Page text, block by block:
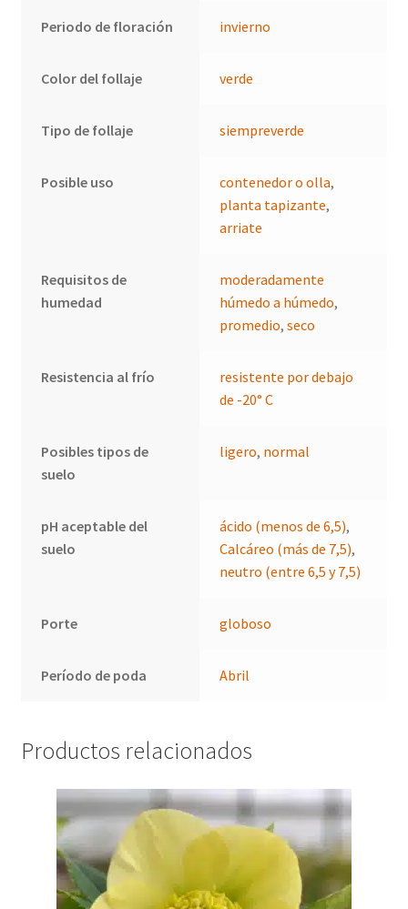
Periodo de floración invierno
Color del follaje verde
Tipo de follaje siempreverde
Posible uso contenedor o olla,
planta tapizante,
arriate
Requisitos de
humedad
moderadamente
húmedo a húmedo,
promedio,seco
Resistencia al frío
resistente por debajo
de -20° C
Posibles tipos de
suelo
ligero, normal
pH aceptable del
suelo
ácido (menos de 6,5),
Calcáreo (más de 7,5),
neutro (entre 6,5 y 7,5)
Porte globoso
Período de poda Abril
Productos relacionados